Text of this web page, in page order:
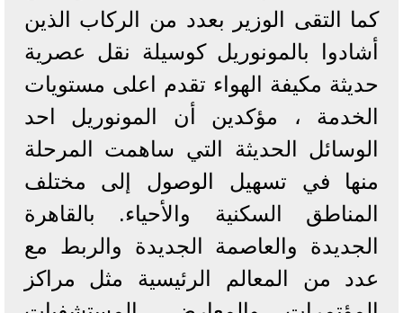
كما التقى الوزير بعدد من الركاب الذين
أشادوا بالمونوريل كوسيلة نقل عصرية
حديثة مكيفة الهواء تقدم اعلى مستويات
الخدمة ، مؤكدين أن المونوريل احد
الوسائل الحديثة التي ساهمت المرحلة
منها في تسهيل الوصول إلى مختلف
المناطق السكنية والأحياء. بالقاهرة
الجديدة والعاصمة الجديدة والربط مع
عدد من المعالم الرئيسية مثل مراكز